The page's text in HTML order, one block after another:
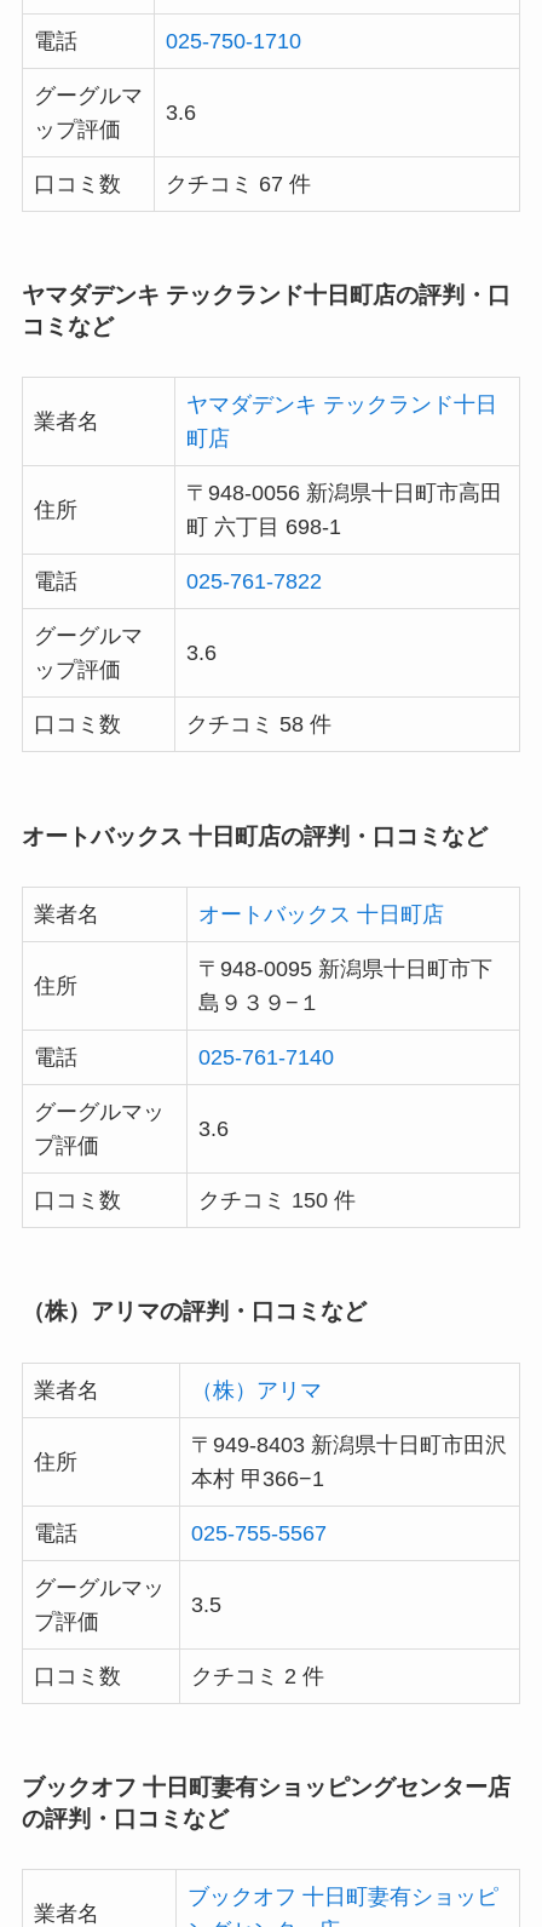
電話 025-750-1710
グーグルマ
ップ評価
3.6
口コミ数 クチコミ 67 件
ヤマダデンキ テックランド十日町店の評判・口
コミなど
業者名
ヤマダデンキ テックランド十日
町店
住所
〒948-0056 新潟県十日町市高田
町 六丁目 698-1
電話 025-761-7822
グーグルマ
ップ評価
3.6
口コミ数 クチコミ 58 件
オートバックス 十日町店の評判・口コミなど
業者名 オートバックス 十日町店
住所
〒948-0095 新潟県十日町市下
島９３９−１
電話 025-761-7140
グーグルマッ
プ評価
3.6
口コミ数 クチコミ 150 件
（株）アリマの評判・口コミなど
業者名 （株）アリマ
住所
〒949-8403 新潟県十日町市田沢
本村 甲366−1
電話 025-755-5567
グーグルマッ
プ評価
3.5
口コミ数 クチコミ 2 件
ブックオフ 十日町妻有ショッピングセンター店
の評判・口コミなど
業者名
ブックオフ 十日町妻有ショッピ